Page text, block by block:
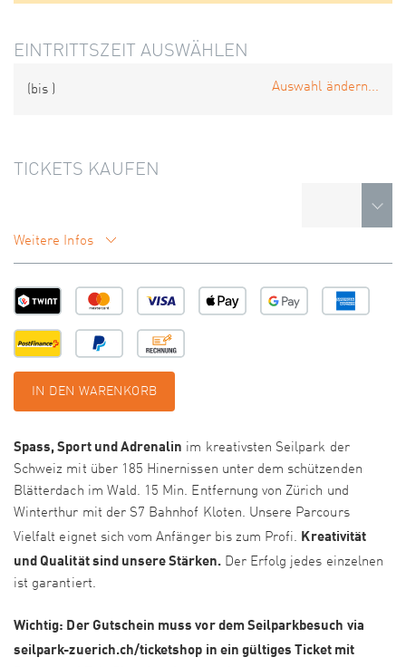
EINTRITTSZEIT AUSWÄHLEN
(bis ) Auswahl ändern...
TICKETS KAUFEN
Weitere Infos
IN DEN WARENKORB
Spass, Sport und Adrenalin im kreativsten Seilpark der
Schweiz mit über 185 Hinernissen unter dem schützenden
Blätterdach im Wald. 15 Min. Entfernung von Zürich und
Winterthur mit der S7 Bahnhof Kloten. Unsere Parcours
Vielfalt eignet sich vom Anfänger bis zum Profi. Kreativität
und Qualität sind unsere Stärken.Der Erfolg jedes einzelnen
ist garantiert.
Wichtig: Der Gutschein muss vor dem Seilparkbesuch via
seilpark-zuerich.ch/ticketshop in ein gültiges Ticket mit